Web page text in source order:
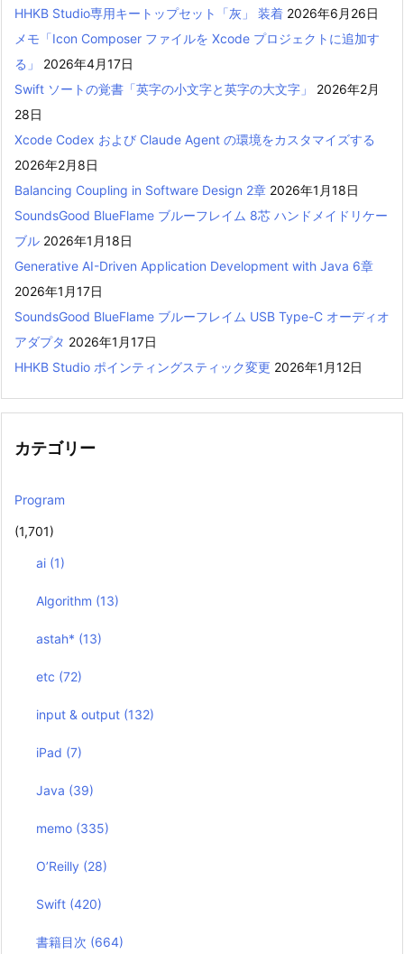
HHKB Studio専用キートップセット「灰」 装着 2026年6月26日
メモ「Icon Composer ファイルを Xcode プロジェクトに追加す
る」
2026年4月17日
Swift ソートの覚書「英字の小文字と英字の大文字」
2026年2月
28日
Xcode Codex および Claude Agent の環境をカスタマイズする
2026年2月8日
Balancing Coupling in Software Design 2章 2026年1月18日
SoundsGood BlueFlame ブルーフレイム 8芯 ハンドメイドリケー
ブル 2026年1月18日
Generative AI-Driven Application Development with Java 6章
2026年1月17日
SoundsGood BlueFlame ブルーフレイム USB Type-C オーディオ
アダプタ 2026年1月17日
HHKB Studio ポインティングスティック変更 2026年1月12日
カテゴリー
Program
(1,701)
ai (1)
Algorithm (13)
astah* (13)
etc (72)
input & output (132)
iPad (7)
Java (39)
memo (335)
O’Reilly (28)
Swift (420)
書籍目次 (664)